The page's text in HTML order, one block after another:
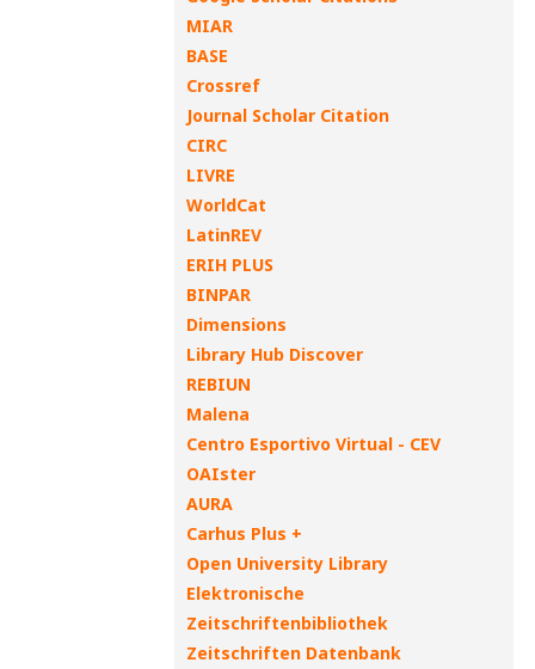
MIAR
BASE
Crossref
Journal Scholar Citation
CIRC
LIVRE
WorldCat
LatinREV
ERIH PLUS
BINPAR
Dimensions
Library Hub Discover
REBIUN
Malena
Centro Esportivo Virtual - CEV
OAIster
AURA
Carhus Plus +
Open University Library
Elektronische
Zeitschriftenbibliothek
Zeitschriften Datenbank